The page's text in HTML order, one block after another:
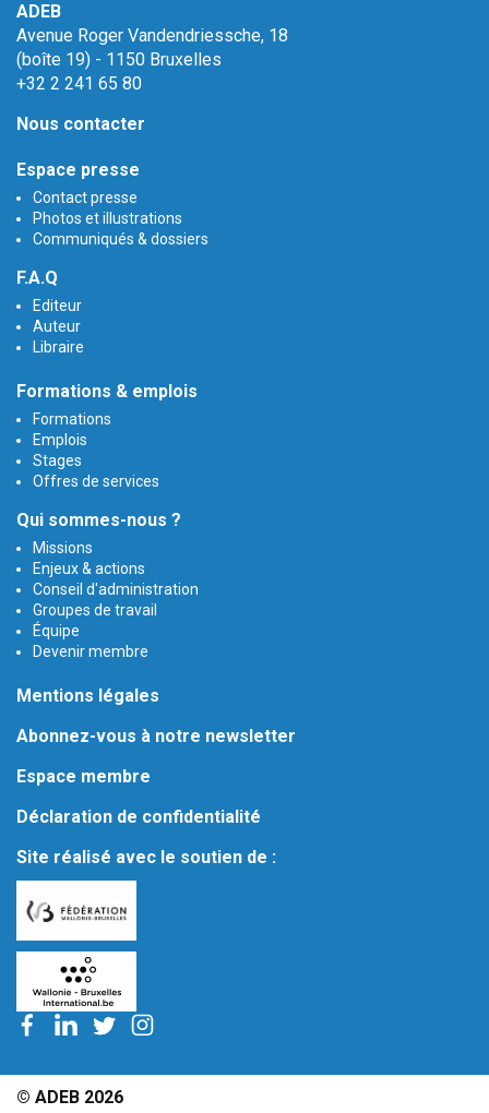
ADEB
Avenue Roger Vandendriessche, 18
(boîte 19) - 1150 Bruxelles
+32 2 241 65 80
Nous contacter
Espace presse
Contact presse
Photos et illustrations
Communiqués & dossiers
F.A.Q
Editeur
Auteur
Libraire
Formations & emplois
Formations
Emplois
Stages
Offres de services
Qui sommes-nous ?
Missions
Enjeux & actions
Conseil d'administration
Groupes de travail
Équipe
Devenir membre
Mentions légales
Abonnez-vous à notre newsletter
Espace membre
Déclaration de confidentialité
Site réalisé avec le soutien de :
© ADEB 2026